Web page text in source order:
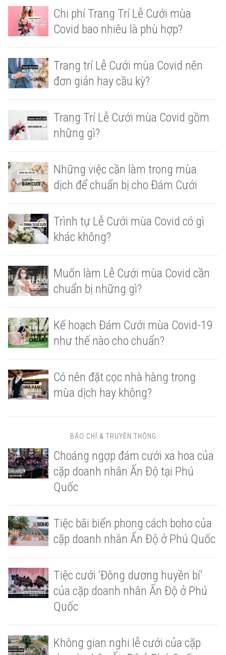
Chi phí Trang Trí Lễ Cưới mùa
Covid bao nhiêu là phù hợp?
Trang trí Lễ Cưới mùa Covid nên
đơn giản hay cầu kỳ?
Trang Trí Lễ Cưới mùa Covid gồm
những gì?
Những việc cần làm trong mùa
dịch để chuẩn bị cho Đám Cưới
Trình tự Lễ Cưới mùa Covid có gì
khác không?
Muốn làm Lễ Cưới mùa Covid cần
chuẩn bị những gì?
Kế hoạch Đám Cưới mùa Covid-19
như thế nào cho chuẩn?
Có nên đặt cọc nhà hàng trong
mùa dịch hay không?
BÁO CHÍ & TRUYỀN THÔNG
Choáng ngợp đám cưới xa hoa của
cặp doanh nhân Ấn Độ tại Phú
Quốc
Tiệc bãi biển phong cách boho của
cặp doanh nhân Ấn Độ ở Phú Quốc
Tiệc cưới ‘Đông dương huyền bí’
của cặp doanh nhân Ấn Độ ở Phú
Quốc
Không gian nghi lễ cưới của cặp